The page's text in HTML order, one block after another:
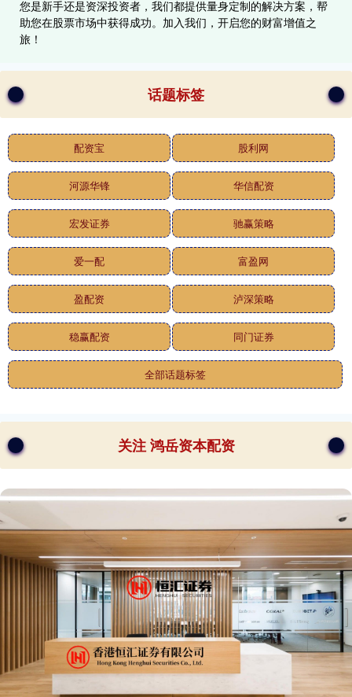
您是新手还是资深投资者，我们都提供量身定制的解决方案，帮
助您在股票市场中获得成功。加入我们，开启您的财富增值之
旅！
话题标签
配资宝 股利网
河源华锋 华信配资
宏发证券 驰赢策略
爱一配 富盈网
盈配资 泸深策略
稳赢配资 同门证券
全部话题标签
关注 鸿岳资本配资